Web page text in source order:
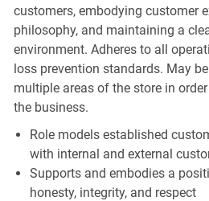
customers, embodying customer
philosophy, and maintaining a
environment. Adheres to all
loss prevention standards. May
multiple areas of the store in
the business.
Role models established
with internal and external
Supports and embodies a
honesty, integrity, and respect